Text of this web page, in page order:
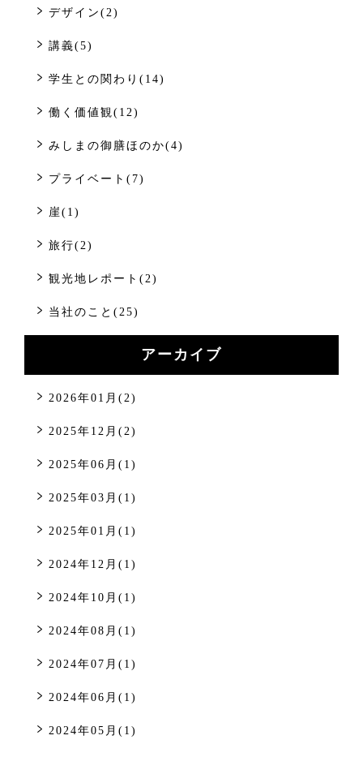
デザイン(2)
講義(5)
学生との関わり(14)
働く価値観(12)
みしまの御膳ほのか(4)
プライベート(7)
崖(1)
旅行(2)
観光地レポート(2)
当社のこと(25)
アーカイブ
2026年01月(2)
2025年12月(2)
2025年06月(1)
2025年03月(1)
2025年01月(1)
2024年12月(1)
2024年10月(1)
2024年08月(1)
2024年07月(1)
2024年06月(1)
2024年05月(1)